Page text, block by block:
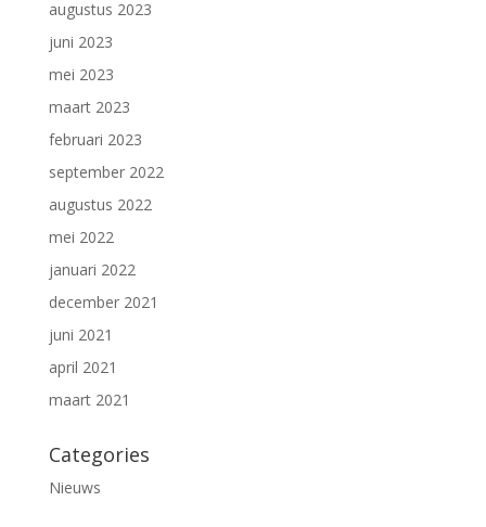
augustus 2023
juni 2023
mei 2023
maart 2023
februari 2023
september 2022
augustus 2022
mei 2022
januari 2022
december 2021
juni 2021
april 2021
maart 2021
Categories
Nieuws